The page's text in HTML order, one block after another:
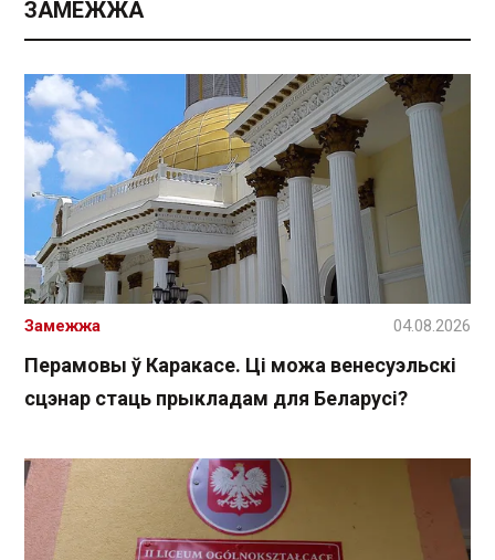
ЗАМЕЖЖА
Перамовы ў Каракасе. Ці можа венесуэльскі
сцэнар стаць прыкладам для Беларусі?
Замежжа 04.08.2026